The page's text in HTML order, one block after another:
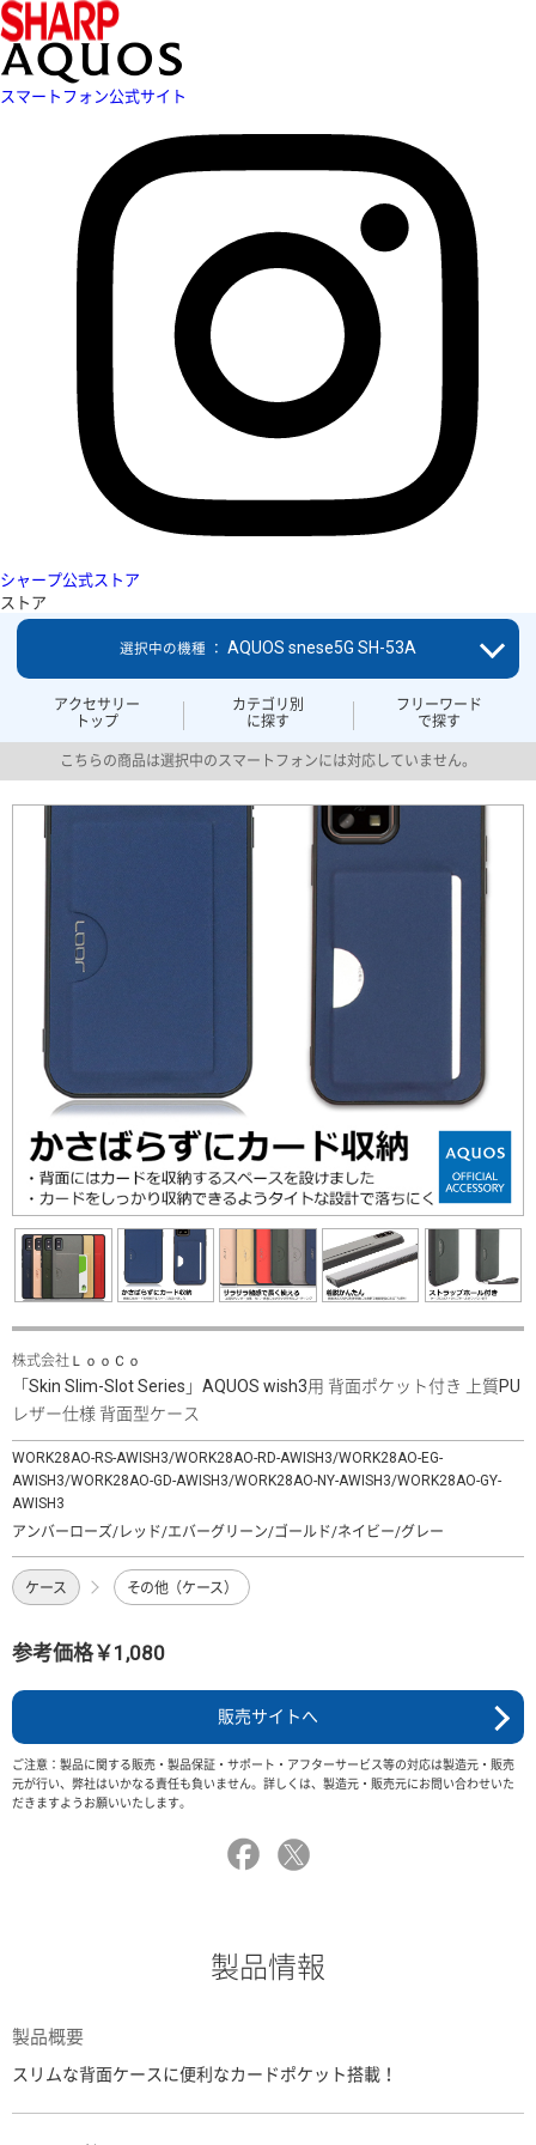
スマートフォン公式サイト
シャープ公式ストア
ストア
アクセサリー
トップ
カテゴリ別
に探す
フリーワード
で探す
選択中の機種 ： AQUOS snese5G SH-53A
こちらの商品は選択中のスマートフォンには対応していません。
株式会社ＬｏｏＣｏ
「Skin Slim-Slot Series」AQUOS wish3用 背面ポケット付き 上質PU
レザー仕様 背面型ケース
WORK28AO-RS-AWISH3/WORK28AO-RD-AWISH3/WORK28AO-EG-
AWISH3/WORK28AO-GD-AWISH3/WORK28AO-NY-AWISH3/WORK28AO-GY-
AWISH3
アンバーローズ/レッド/エバーグリーン/ゴールド/ネイビー/グレー
ケース その他（ケース）
参考価格￥1,080
販売サイトへ
ご注意：製品に関する販売・製品保証・サポート・アフターサービス等の対応は製造元・販売
元が行い、弊社はいかなる責任も負いません。詳しくは、製造元・販売元にお問い合わせいた
だきますようお願いいたします。
製品情報
製品概要
スリムな背面ケースに便利なカードポケット搭載！